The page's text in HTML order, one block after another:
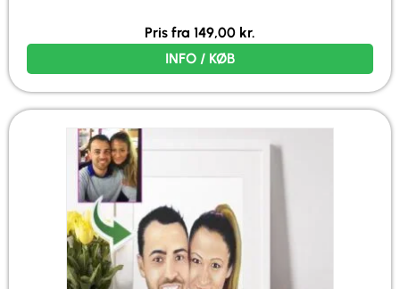
Pris fra 149,00 kr.
INFO / KØB